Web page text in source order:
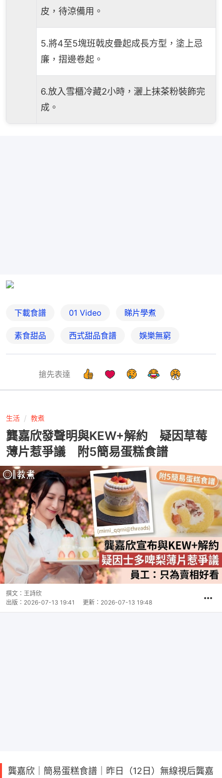
皮，待涼備用。
5.將4至5塊班戟皮疊起成長方型，塗上忌
廉，摺邊卷起。
6.放入雪櫃冷藏2小時，灑上抹茶粉裝飾完
成。
下載食譜 01 Video 睇片學煮
素食甜品 西式甜品食譜 娛樂無窮
搶先表達
生活 教煮
龔嘉欣發聲明與KEW+解約 疑因草莓
薄片惹爭議 附5簡易蛋糕食譜
撰文： 王詩欣
出版： 2026-07-13 19:41 更新： 2026-07-13 19:48
龔嘉欣｜簡易蛋糕食譜｜昨日（12日）無線視后龔嘉